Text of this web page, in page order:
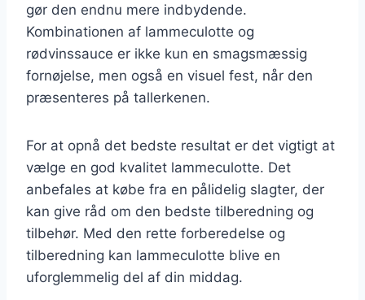
gør den endnu mere indbydende.
Kombinationen af lammeculotte og
rødvinssauce er ikke kun en smagsmæssig
fornøjelse, men også en visuel fest, når den
præsenteres på tallerkenen.
For at opnå det bedste resultat er det vigtigt at
vælge en god kvalitet lammeculotte. Det
anbefales at købe fra en pålidelig slagter, der
kan give råd om den bedste tilberedning og
tilbehør. Med den rette forberedelse og
tilberedning kan lammeculotte blive en
uforglemmelig del af din middag.